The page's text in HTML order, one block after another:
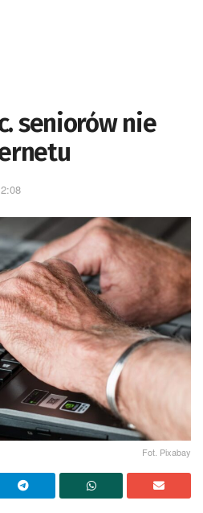
seniorów nie
Fot. Pixabay